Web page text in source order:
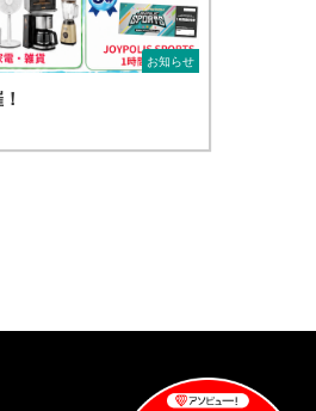
お知らせ